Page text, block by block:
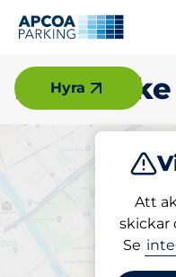
Mölnlycke
Att
skickar
Se
Hyra
Parkera
Välj din